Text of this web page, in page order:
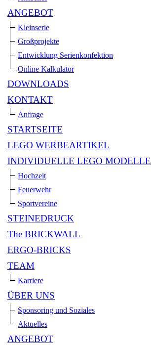
ANGEBOT
Kleinserie
Großprojekte
Entwicklung Serienkonfektion
Online Kalkulator
DOWNLOADS
KONTAKT
Anfrage
STARTSEITE
LEGO WERBEARTIKEL
INDIVIDUELLE LEGO MODELLE
Hochzeit
Feuerwehr
Sportvereine
STEINEDRUCK
The BRICKWALL
ERGO-BRICKS
TEAM
Karriere
ÜBER UNS
Sponsoring und Soziales
Aktuelles
ANGEBOT